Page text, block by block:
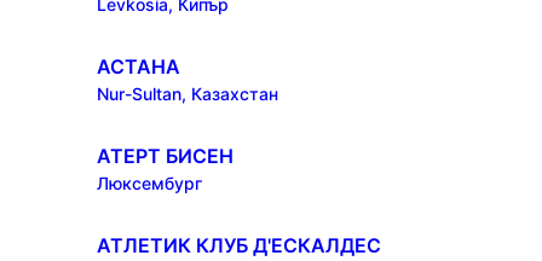
Levkosía, Кипър
АСТАНА
Nur-Sultan, Казахстан
АТЕРТ БИСЕН
Люксембург
АТЛЕТИК КЛУБ Д'ЕСКАЛДЕС